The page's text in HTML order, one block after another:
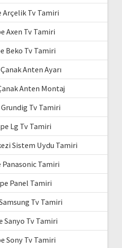
Arçelik Tv Tamiri
Axen Tv Tamiri
Beko Tv Tamiri
Anten Ayarı
Anten Montaj
Tv Tamiri
Lg Tv Tamiri
Sistem Uydu Tamiri
Panasonic Tamiri
Panel Tamiri
Tv Tamiri
Sanyo Tv Tamiri
Sony Tv Tamiri